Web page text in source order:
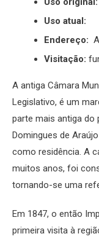
Uso atual:
Endereço:
Visitação:
A antiga Câmara
Legislativo, é um
parte mais antiga do
Domingues de
como residência. A
muitos anos, foi
tornando-se uma
Em 1847, o então
primeira visita à